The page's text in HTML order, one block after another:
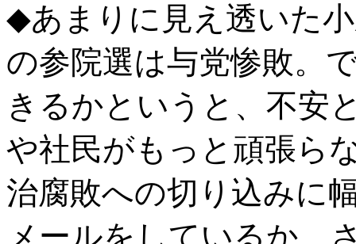
◆あまりに見え透いた
の参院選は与党惨敗。
きるかというと、不安
や社民がもっと頑張ら
治腐敗への切り込みに
メールをしているか、